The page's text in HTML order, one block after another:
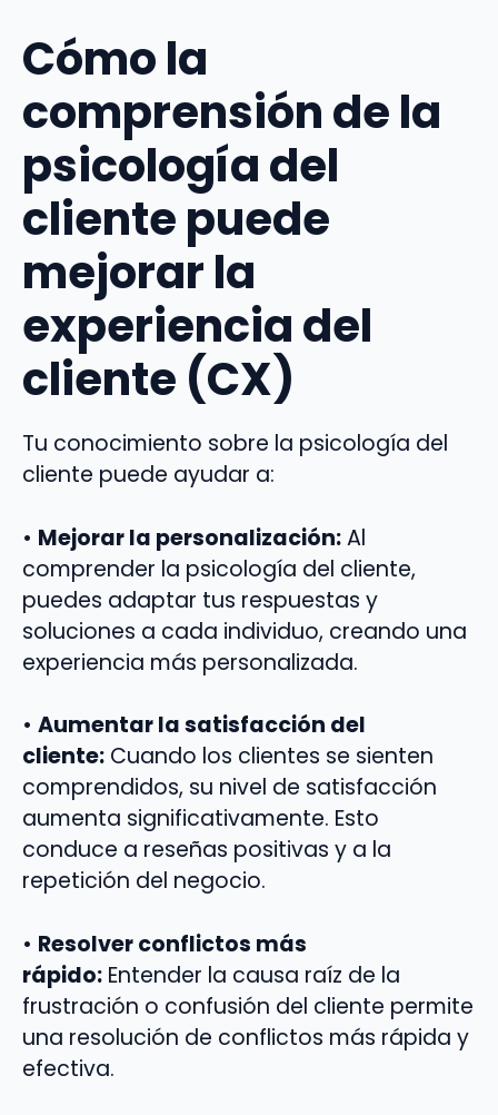
Cómo la
comprensión de la
psicología del
cliente puede
mejorar la
experiencia del
cliente (CX)
Tu conocimiento sobre la psicología del
cliente puede ayudar a:
• Mejorar la personalización:Al
comprender la psicología del cliente,
puedes adaptar tus respuestas y
soluciones a cada individuo, creando una
experiencia más personalizada.
• Aumentar la satisfacción del
cliente: Cuando los clientes se sienten
comprendidos, su nivel de satisfacción
aumenta significativamente. Esto
conduce a reseñas positivas y a la
repetición del negocio.
• Resolver conflictos más
rápido: Entender la causa raíz de la
frustración o confusión del cliente permite
una resolución de conflictos más rápida y
efectiva.